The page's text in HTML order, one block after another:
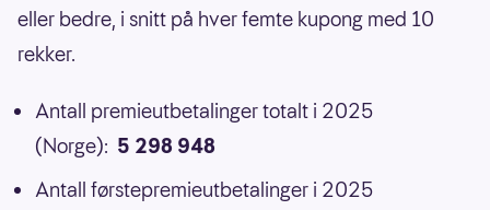
eller bedre, i snitt på hver femte kupong med 10
rekker.
Antall premieutbetalinger totalt i 2025
(Norge): 5 298 948
Antall førstepremieutbetalinger i 2025